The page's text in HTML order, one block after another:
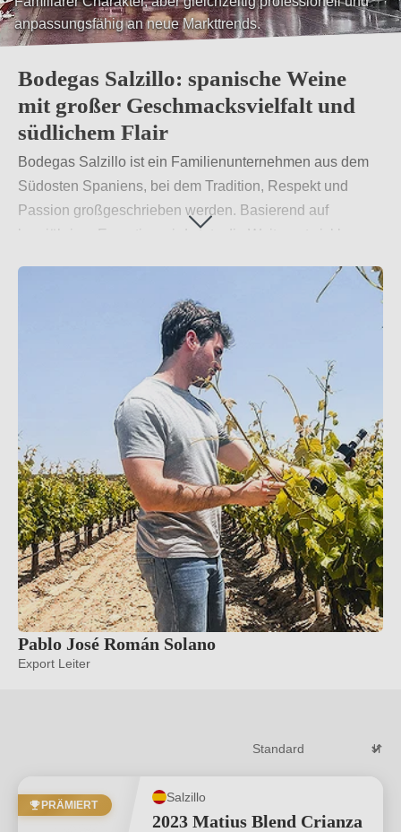
anpassungsfähig an neue Markttrends.
Bodegas Salzillo: spanische Weine
mit großer Geschmacksvielfalt und
südlichem Flair
Bodegas Salzillo ist ein Familienunternehmen aus dem
Südosten Spaniens, bei dem Tradition, Respekt und
Passion großgeschrieben werden. Basierend auf
langjähriger Expertise wird stets die Weiterentwicklung
Weiterlesen→
Pablo José Román Solano
Export Leiter
PRÄMIERT
Salzillo
2023 Matius Blend Crianza